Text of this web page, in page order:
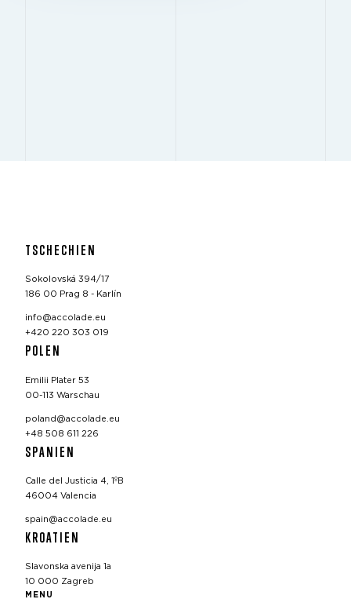
TSCHECHIEN
Sokolovská 394/17
186 00 Prag 8 - Karlín
info@accolade.eu
+420 220 303 019
POLEN
Emilii Plater 53
00-113 Warschau
poland@accolade.eu
+48 508 611 226
SPANIEN
Calle del Justicia 4, 1ºB
46004 Valencia
spain@accolade.eu
KROATIEN
Slavonska avenija 1a
10 000 Zagreb
MENU